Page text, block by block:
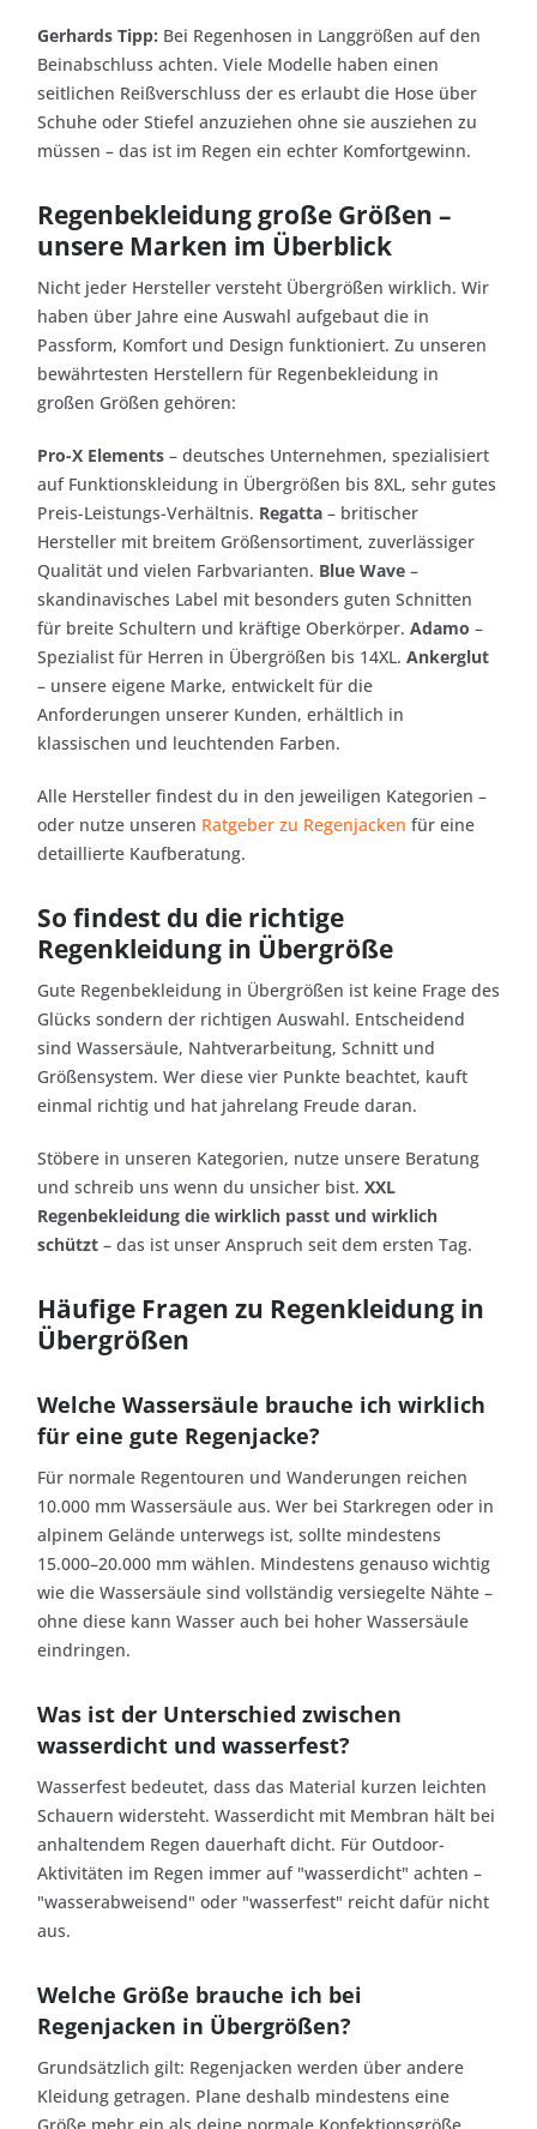
Gerhards Tipp: Bei Regenhosen in Langgrößen auf den
Beinabschluss achten. Viele Modelle haben einen
seitlichen Reißverschluss der es erlaubt die Hose über
Schuhe oder Stiefel anzuziehen ohne sie ausziehen zu
müssen – das ist im Regen ein echter Komfortgewinn.
Regenbekleidung große Größen –
unsere Marken im Überblick
Nicht jeder Hersteller versteht Übergrößen wirklich. Wir
haben über Jahre eine Auswahl aufgebaut die in
Passform, Komfort und Design funktioniert. Zu unseren
bewährtesten Herstellern für Regenbekleidung in
großen Größen gehören:
Pro-X Elements – deutsches Unternehmen, spezialisiert
auf Funktionskleidung in Übergrößen bis 8XL, sehr gutes
Preis-Leistungs-Verhältnis. Regatta – britischer
Hersteller mit breitem Größensortiment, zuverlässiger
Qualität und vielen Farbvarianten. Blue Wave –
skandinavisches Label mit besonders guten Schnitten
für breite Schultern und kräftige Oberkörper. Adamo –
Spezialist für Herren in Übergrößen bis 14XL. Ankerglut
– unsere eigene Marke, entwickelt für die
Anforderungen unserer Kunden, erhältlich in
klassischen und leuchtenden Farben.
Alle Hersteller findest du in den jeweiligen Kategorien –
oder nutze unseren Ratgeber zu Regenjacken für eine
detaillierte Kaufberatung.
So findest du die richtige
Regenkleidung in Übergröße
Gute Regenbekleidung in Übergrößen ist keine Frage des
Glücks sondern der richtigen Auswahl. Entscheidend
sind Wassersäule, Nahtverarbeitung, Schnitt und
Größensystem. Wer diese vier Punkte beachtet, kauft
einmal richtig und hat jahrelang Freude daran.
Stöbere in unseren Kategorien, nutze unsere Beratung
und schreib uns wenn du unsicher bist. XXL
Regenbekleidung die wirklich passt und wirklich
schützt – das ist unser Anspruch seit dem ersten Tag.
Häufige Fragen zu Regenkleidung in
Übergrößen
Welche Wassersäule brauche ich wirklich
für eine gute Regenjacke?
Für normale Regentouren und Wanderungen reichen
10.000 mm Wassersäule aus. Wer bei Starkregen oder in
alpinem Gelände unterwegs ist, sollte mindestens
15.000–20.000 mm wählen. Mindestens genauso wichtig
wie die Wassersäule sind vollständig versiegelte Nähte –
ohne diese kann Wasser auch bei hoher Wassersäule
eindringen.
Was ist der Unterschied zwischen
wasserdicht und wasserfest?
Wasserfest bedeutet, dass das Material kurzen leichten
Schauern widersteht. Wasserdicht mit Membran hält bei
anhaltendem Regen dauerhaft dicht. Für Outdoor-
Aktivitäten im Regen immer auf "wasserdicht" achten –
"wasserabweisend" oder "wasserfest" reicht dafür nicht
aus.
Welche Größe brauche ich bei
Regenjacken in Übergrößen?
Grundsätzlich gilt: Regenjacken werden über andere
Kleidung getragen. Plane deshalb mindestens eine